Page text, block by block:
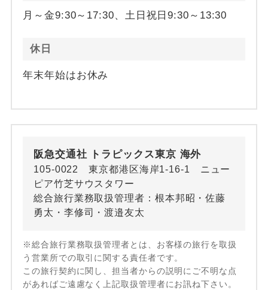
月～金9:30～17:30、土日祝日9:30～13:30
休日
年末年始はお休み
阪急交通社 トラピックス東京 海外
105-0022 東京都港区海岸1-16-1 ニュー
ピア竹芝サウスタワー
総合旅行業務取扱管理者：根本邦昭・佐藤
勇太・李修司・渡邉友太
※総合旅行業務取扱管理者とは、お客様の旅行を取扱
う営業所での取引に関する責任者です。
この旅行契約に関し、担当者からの説明にご不明な点
があればご遠慮なく上記取扱管理者にお訊ね下さい。